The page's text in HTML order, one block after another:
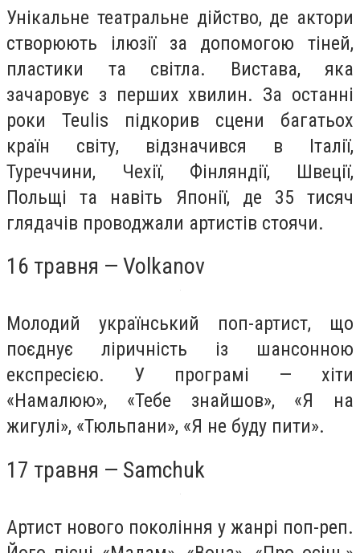
Унікальне театральне дійство, де актори
створюють ілюзії за допомогою тіней,
пластики та світла. Вистава, яка
зачаровує з перших хвилин. За останні
роки Teulis підкорив сцени багатьох
країн світу, відзначився в Італії,
Туреччини, Чехії, Фінляндії, Швеції,
Польщі та навіть Японії, де 35 тисяч
глядачів проводжали артистів стоячи.
16 травня — Volkanov
Молодий український поп-артист, що
поєднує ліричність із шансонною
експресією. У програмі — хіти
«Намалюю», «Тебе знайшов», «Я на
жигулі», «Тюльпани», «Я не буду пити».
17 травня — Samchuk
Артист нового покоління у жанрі поп-реп.